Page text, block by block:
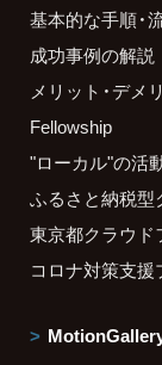
基本的な手順・
成功事例の解説
メリット・デメ
Fellowship
"ローカル"の活
ふるさと納税型
東京都クラウド
コロナ対策支